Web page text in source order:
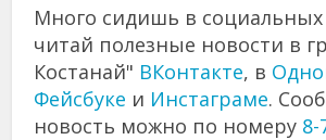
Много сидишь в социальных
читай полезные новости в
Костанай" ВКонтакте, в
Фейсбуке и Инстаграме.
новость можно по номеру 8-